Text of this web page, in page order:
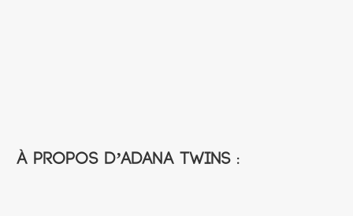
À propos d’Adana Twins :